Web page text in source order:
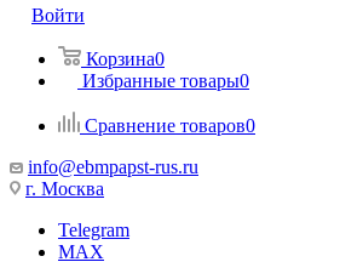
Войти
Корзина0
Избранные товары0
Сравнение товаров0
info@ebmpapst-rus.ru
г. Москва
Telegram
MAX